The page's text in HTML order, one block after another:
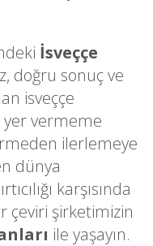
İsveççe
doğru sonuç ve
isveççe
vermeme
ilerlemeye
dünya
karşısında
çeviri şirketimizin
ile yaşayın.